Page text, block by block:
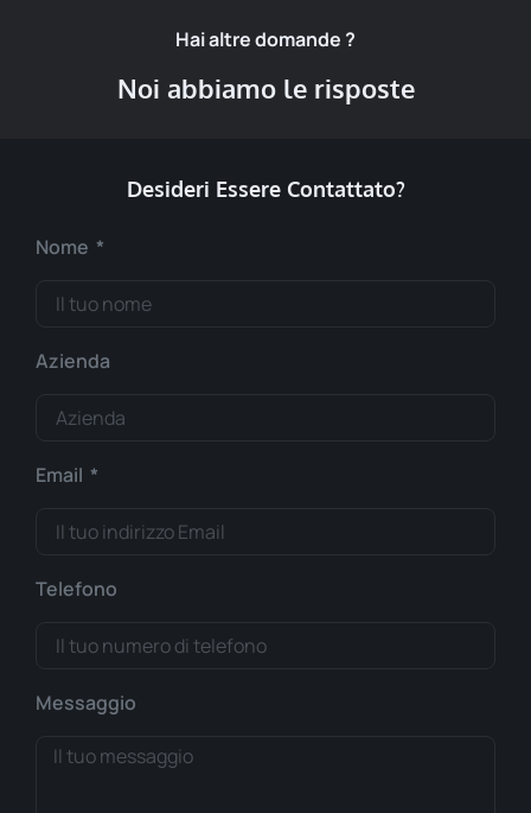
Hai altre domande ?
Noi abbiamo le risposte
Desideri Essere Contattato?
Nome
Azienda
Email
Telefono
Messaggio